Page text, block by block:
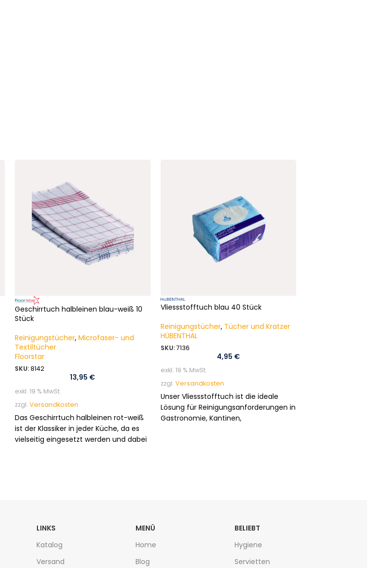
Geschirrtuch halbleinen blau-weiß 10
Stück
Reinigungstücher, Microfaser- und
Textiltücher
Floorstar
SKU:8142
13,95 €
exkl. 19 % MwSt.
zzgl. Versandkosten
Das Geschirrtuch halbleinen rot-weiß
ist der Klassiker in jeder Küche, da es
vielseitig eingesetzt werden und dabei
Vliessstofftuch blau 40 Stück
Reinigungstücher, Tücher und Kratzer
HÜBENTHAL
SKU:7136
4,95 €
exkl. 19 % MwSt.
zzgl. Versandkosten
Unser Vliessstofftuch ist die ideale
Lösung für Reinigungsanforderungen in
Gastronomie, Kantinen,
LINKS
Katalog
Versand
MENÜ
Home
Blog
BELIEBT
Hygiene
Servietten